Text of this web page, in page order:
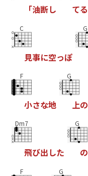
「油断し てる
C
見事に空っぽ
G
F
小さな地
G
上の
Dm7
飛び出した
G
の
F G